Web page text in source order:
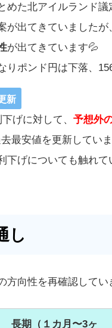
めた北アイルランド議
が出てきていました
が出てきています💦
りポンド円は下落、
新
下げに対して、予想外
最安値を更新していま
下げについても触れ
し
方向性を再確認してい
長期（１カ月〜3ヶ